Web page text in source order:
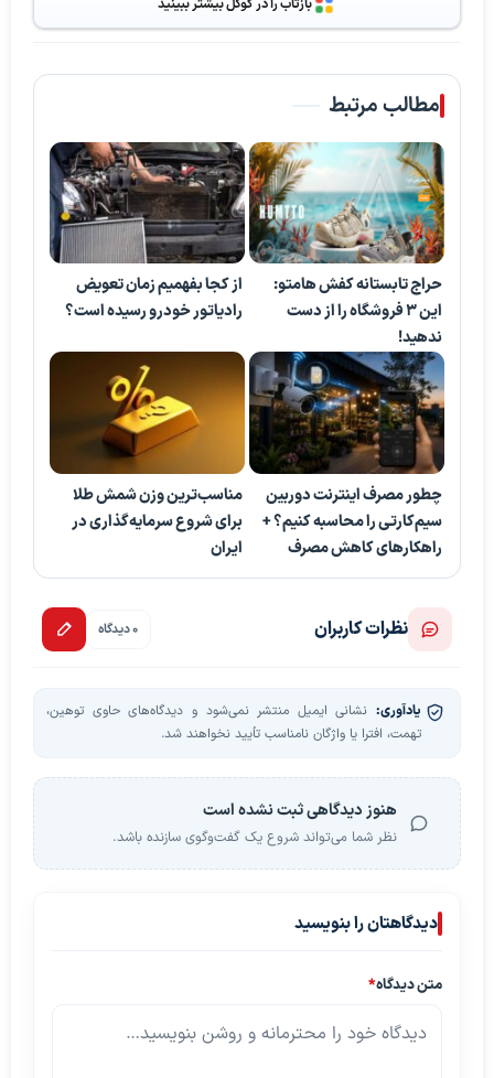
بازتاب را در گوگل بیشتر ببینید
مطالب مرتبط
حراج تابستانه کفش هامتو:
این 3 فروشگاه را از دست
ندهید!
از کجا بفهمیم زمان تعویض
رادیاتور خودرو رسیده است؟
چطور مصرف اینترنت دوربین
سیم‌کارتی را محاسبه کنیم؟ +
راهکارهای کاهش مصرف
مناسب‌ترین وزن شمش طلا
برای شروع سرمایه‌گذاری در
ایران
نظرات کاربران 0 دیدگاه
یادآوری: نشانی ایمیل منتشر نمی‌شود و دیدگاه‌های حاوی توهین،
تهمت، افترا یا واژگان نامناسب تأیید نخواهند شد.
هنوز دیدگاهی ثبت نشده است
نظر شما می‌تواند شروع یک گفت‌وگوی سازنده باشد.
دیدگاهتان را بنویسید
متن دیدگاه*